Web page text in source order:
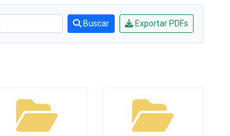
Buscar Exportar PDFs